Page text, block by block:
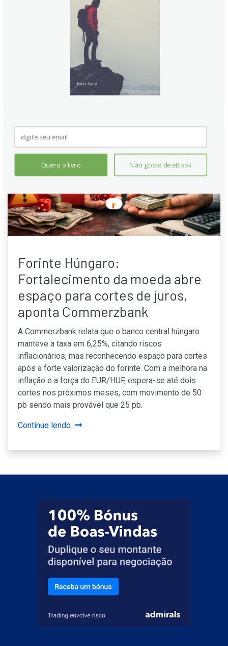
nas exportações e importações após distorções de
feriado, as importações superam as exportações,
mantendo o déficit em cerca de 6% do PIB e
sinalizando vulnerabilidades persistentes na balança
Forinte Húngaro:
Fortalecimento da moeda abre
espaço para cortes de juros,
aponta Commerzbank
A Commerzbank relata que o banco central húngaro
manteve a taxa em 6,25%, citando riscos
inflacionários, mas reconhecendo espaço para cortes
após a forte valorização do forinte. Com a melhora na
inflação e a força do EUR/HUF, espera-se até dois
cortes nos próximos meses, com movimento de 50
pb sendo mais provável que 25 pb.
Continue lendo
Quero o livro Não gosto de eBook